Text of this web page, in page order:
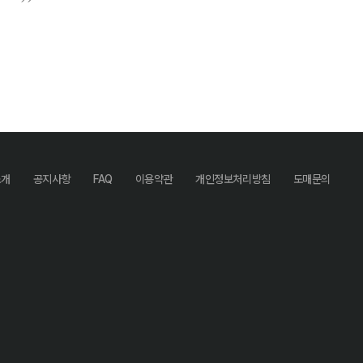
공지사항 FAQ 이용약관 개인정보처리방침 도매문의